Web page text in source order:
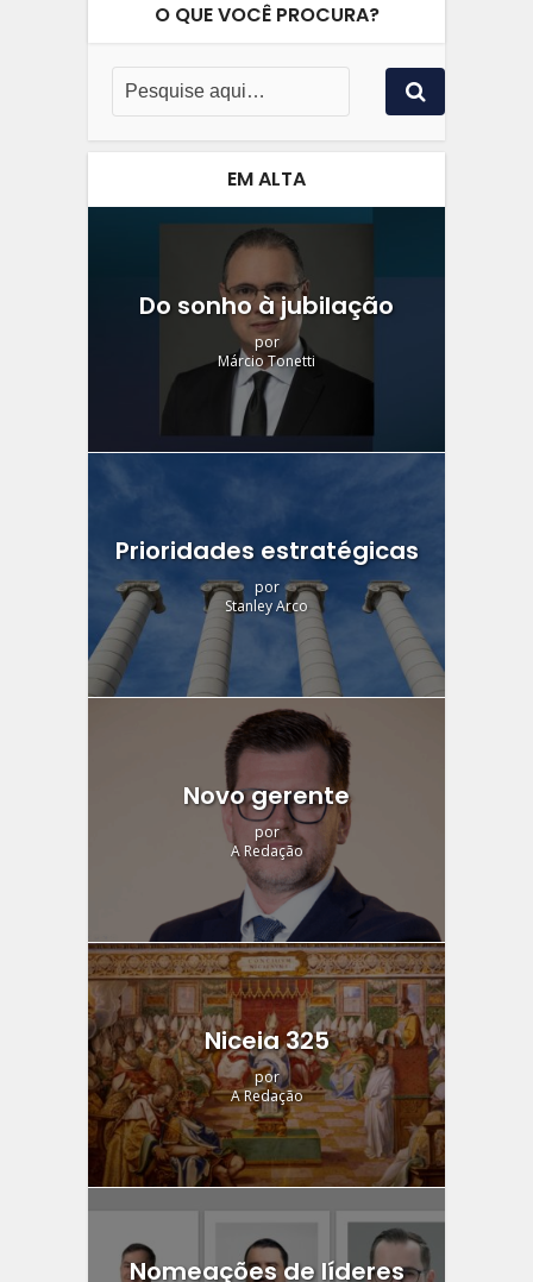
O QUE VOCÊ PROCURA?
EM ALTA
Do sonho à jubilação
por
Márcio Tonetti
Prioridades estratégicas
por
Stanley Arco
Novo gerente
por
A Redação
Niceia 325
por
A Redação
Nomeações de líderes